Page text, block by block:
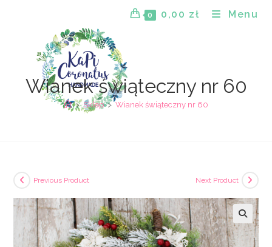
0 0,00 zł Menu
Wianek świąteczny nr 60
> Sklep > Wianek świąteczny nr 60
Previous Product Next Product